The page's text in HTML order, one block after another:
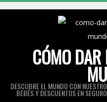
CÓMO
DESCUBRE EL MUNDO CON
BEBÉS Y DESCUENTOS EN